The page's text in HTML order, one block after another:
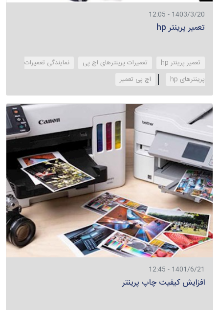
1403/3/20 - 12:05
تعمیر پرینتر hp
تعمیر پرینتر hp تعمیرات پرینترهای اچ پی
نمایندگی تعمیرات
پرینترهای hp
‌اچ پی تعمیر
1401/6/21 - 12:45
افزایش کیفیت چاپ پرینتر